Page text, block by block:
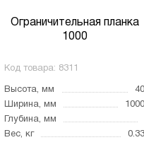
Ограничительная планка
1000
Код товара: 8311
Высота, мм
40
Ширина, мм
1000
Глубина, мм
Вес, кг
0.33